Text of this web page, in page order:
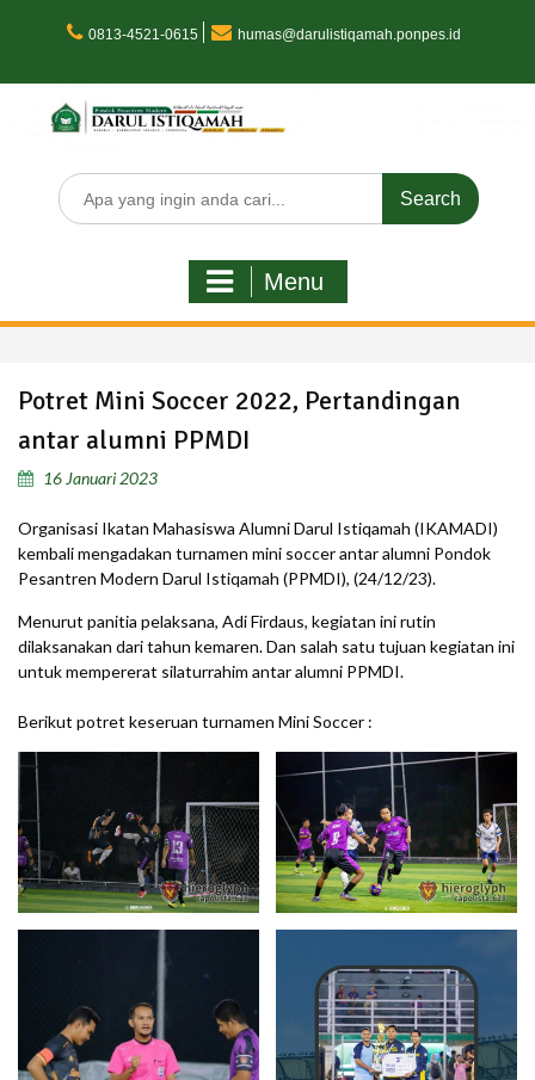
0813-4521-0615 humas@darulistiqamah.ponpes.id
Search
for:
Menu
Potret Mini Soccer 2022, Pertandingan
antar alumni PPMDI
16 Januari 2023
Organisasi Ikatan Mahasiswa Alumni Darul Istiqamah (IKAMADI)
kembali mengadakan turnamen mini soccer antar alumni Pondok
Pesantren Modern Darul Istiqamah (PPMDI), (24/12/23).
Menurut panitia pelaksana, Adi Firdaus, kegiatan ini rutin
dilaksanakan dari tahun kemaren. Dan salah satu tujuan kegiatan ini
untuk mempererat silaturrahim antar alumni PPMDI.
Berikut potret keseruan turnamen Mini Soccer :